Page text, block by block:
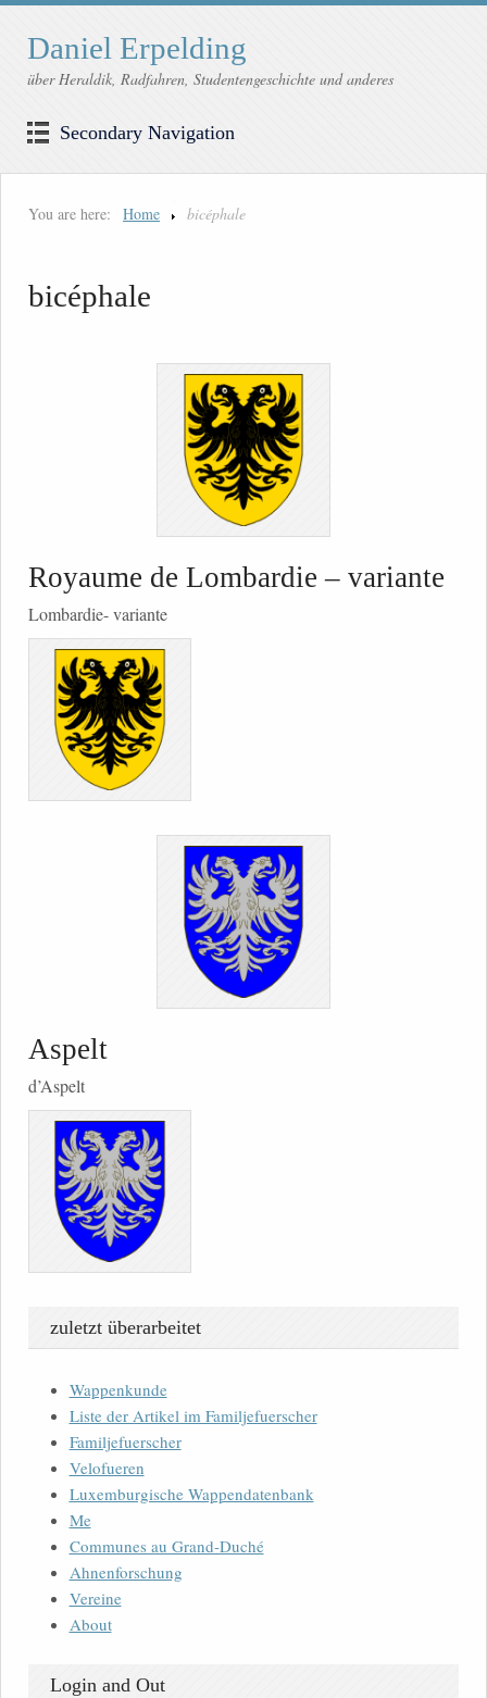
Daniel Erpelding
über Heraldik, Radfahren, Studentengeschichte und anderes
Secondary Navigation
You are here: Home bicéphale
bicéphale
Royaume de Lombardie – variante
Lombardie- variante
Aspelt
d’Aspelt
zuletzt überarbeitet
Wappenkunde
Liste der Artikel im Familjefuerscher
Familjefuerscher
Velofueren
Luxemburgische Wappendatenbank
Me
Communes au Grand-Duché
Ahnenforschung
Vereine
About
Login and Out